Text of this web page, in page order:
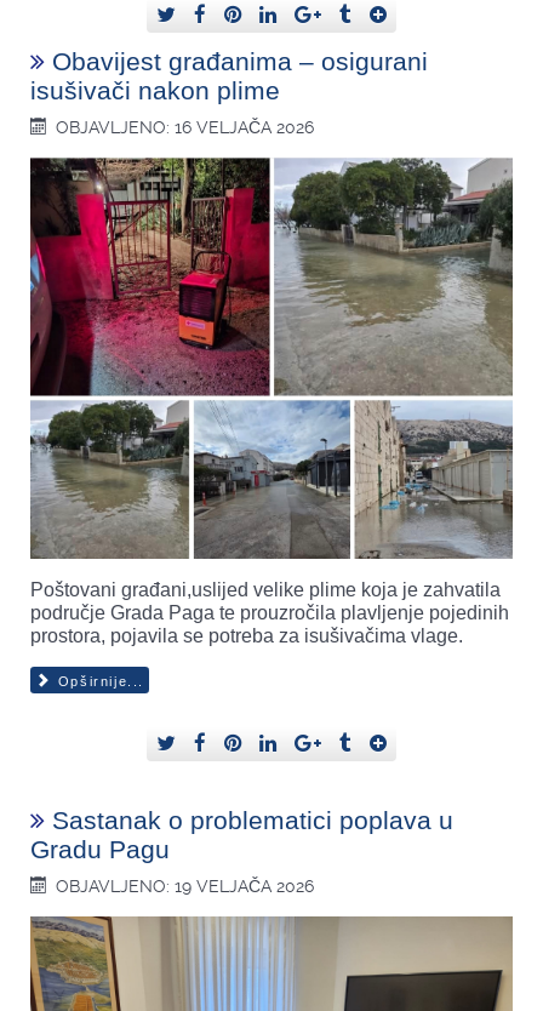
Obavijest građanima – osigurani
isušivači nakon plime
OBJAVLJENO: 16 VELJAČA 2026
Poštovani građani,uslijed velike plime koja je zahvatila
područje Grada Paga te prouzročila plavljenje pojedinih
prostora, pojavila se potreba za isušivačima vlage.
Opširnije...
Sastanak o problematici poplava u
Gradu Pagu
OBJAVLJENO: 19 VELJAČA 2026